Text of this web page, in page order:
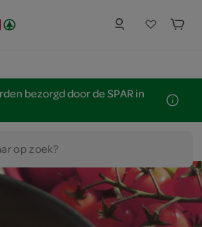
bezorgd door de SPAR in
op zoek?